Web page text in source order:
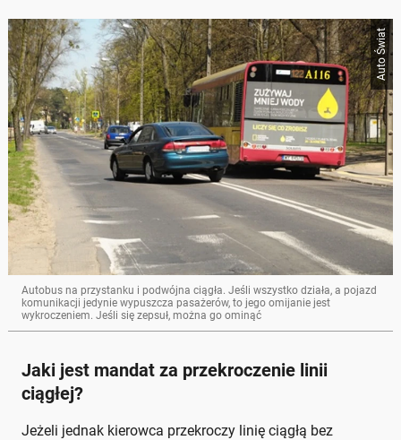
Auto Świat
Autobus na przystanku i podwójna ciągła. Jeśli wszystko działa, a pojazd
komunikacji jedynie wypuszcza pasażerów, to jego omijanie jest
wykroczeniem. Jeśli się zepsuł, można go ominąć
Jaki jest mandat za przekroczenie linii
ciągłej?
Jeżeli jednak kierowca przekroczy linię ciągłą bez